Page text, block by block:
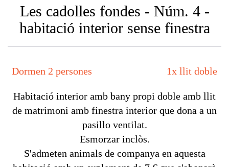
Les cadolles fondes - Núm. 4 -
habitació interior sense finestra
Dormen 2 persones 1x llit doble
Habitació interior amb bany propi doble amb llit
de matrimoni amb finestra interior que dona a un
pasillo ventilat.
Esmorzar inclòs.
S'admeten animals de companya en aquesta